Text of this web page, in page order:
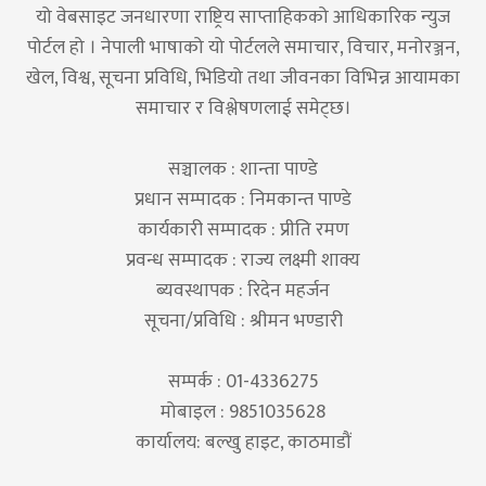
यो वेबसाइट जनधारणा राष्ट्रिय साप्ताहिकको आधिकारिक न्युज
पोर्टल हो । नेपाली भाषाको यो पोर्टलले समाचार, विचार, मनोरञ्जन,
खेल, विश्व, सूचना प्रविधि, भिडियो तथा जीवनका विभिन्न आयामका
समाचार र विश्लेषणलाई समेट्छ।
सञ्चालक : शान्ता पाण्डे
प्रधान सम्पादक : निमकान्त पाण्डे
कार्यकारी सम्पादक : प्रीति रमण
प्रवन्ध सम्पादक : राज्य लक्ष्मी शाक्य
ब्यवस्थापक : रिदेन महर्जन
सूचना/प्रविधि : श्रीमन भण्डारी
सम्पर्क : 01-4336275
मोबाइल : 9851035628
कार्यालय: बल्खु हाइट, काठमाडौं